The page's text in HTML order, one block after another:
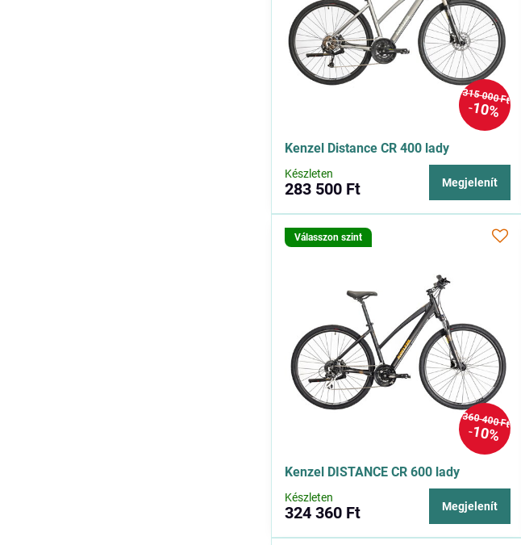
315 000 Ft
10%
Kenzel Distance CR 400 lady
Készleten
283 500 Ft Megjelenít
360 400 Ft
10%
Válasszon szint
Kenzel DISTANCE CR 600 lady
Készleten
324 360 Ft Megjelenít